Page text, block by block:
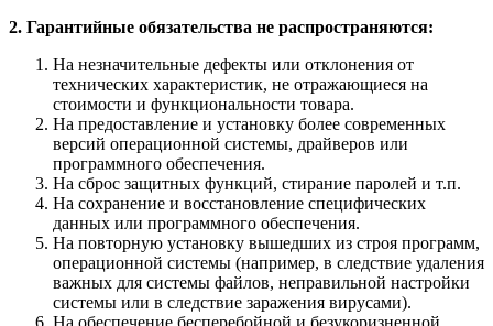
2. Гарантийные обязательства не распространяются:
На незначительные дефекты или отклонения от
технических характеристик, не отражающиеся на
стоимости и функциональности товара.
На предоставление и установку более современных
версий операционной системы, драйверов или
программного обеспечения.
На сброс защитных функций, стирание паролей и т.п.
На сохранение и восстановление специфических
данных или программного обеспечения.
На повторную установку вышедших из строя программ,
операционной системы (например, в следствие удаления
важных для системы файлов, неправильной настройки
системы или в следствие заражения вирусами).
На обеспечение бесперебойной и безукоризненной